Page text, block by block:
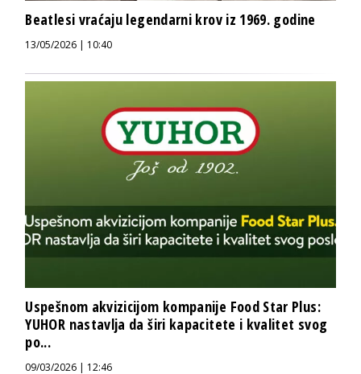
Beatlesi vraćaju legendarni krov iz 1969. godine
13/05/2026 | 10:40
Uspešnom akvizicijom kompanije Food Star Plus:
YUHOR nastavlja da širi kapacitete i kvalitet svog
po...
09/03/2026 | 12:46